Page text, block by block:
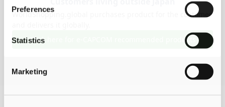
Preferences
Statistics
Marketing
『モンスターハンターワイル
『モンスターハンターワイル
ズ』シーンイラストTシャツ
4,480円 (税込)